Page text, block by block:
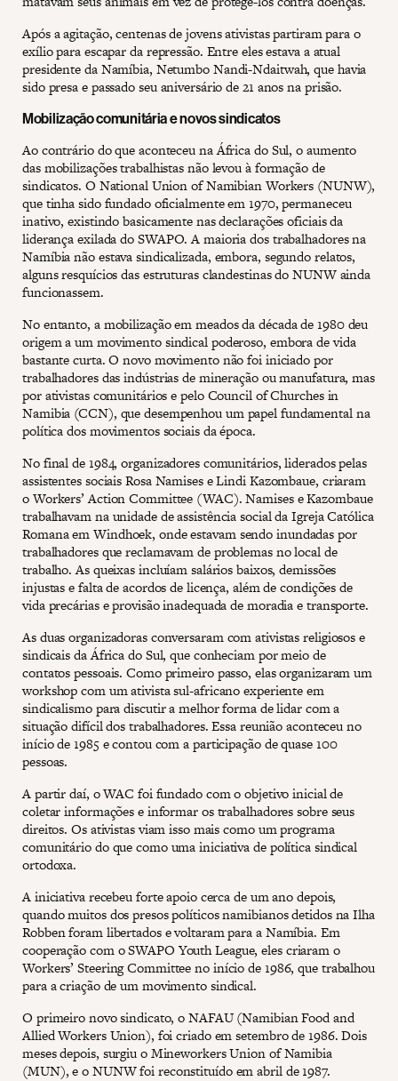
Após a agitação, centenas de jovens ativistas partiram para o
exílio para escapar da repressão. Entre eles estava a atual
presidente da Namíbia, Netumbo Nandi-Ndaitwah, que havia
sido presa e passado seu aniversário de 21 anos na prisão.
Mobilização comunitária e novos sindicatos
Ao contrário do que aconteceu na África do Sul, o aumento
das mobilizações trabalhistas não levou à formação de
sindicatos. O National Union of Namibian Workers (NUNW),
que tinha sido fundado oficialmente em 1970, permaneceu
inativo, existindo basicamente nas declarações oficiais da
liderança exilada do SWAPO. A maioria dos trabalhadores na
Namíbia não estava sindicalizada, embora, segundo relatos,
alguns resquícios das estruturas clandestinas do NUNW ainda
funcionassem.
No entanto, a mobilização em meados da década de 1980 deu
origem a um movimento sindical poderoso, embora de vida
bastante curta. O novo movimento não foi iniciado por
trabalhadores das indústrias de mineração ou manufatura, mas
por ativistas comunitários e pelo Council of Churches in
Namibia (CCN), que desempenhou um papel fundamental na
política dos movimentos sociais da época.
No final de 1984, organizadores comunitários, liderados pelas
assistentes sociais Rosa Namises e Lindi Kazombaue, criaram
o Workers’ Action Committee (WAC). Namises e Kazombaue
trabalhavam na unidade de assistência social da Igreja Católica
Romana em Windhoek, onde estavam sendo inundadas por
trabalhadores que reclamavam de problemas no local de
trabalho. As queixas incluíam salários baixos, demissões
injustas e falta de acordos de licença, além de condições de
vida precárias e provisão inadequada de moradia e transporte.
As duas organizadoras conversaram com ativistas religiosos e
sindicais da África do Sul, que conheciam por meio de
contatos pessoais. Como primeiro passo, elas organizaram um
workshop com um ativista sul-africano experiente em
sindicalismo para discutir a melhor forma de lidar com a
situação difícil dos trabalhadores. Essa reunião aconteceu no
início de 1985 e contou com a participação de quase 100
pessoas.
A partir daí, o WAC foi fundado com o objetivo inicial de
coletar informações e informar os trabalhadores sobre seus
direitos. Os ativistas viam isso mais como um programa
comunitário do que como uma iniciativa de política sindical
ortodoxa.
A iniciativa recebeu forte apoio cerca de um ano depois,
quando muitos dos presos políticos namibianos detidos na Ilha
Robben foram libertados e voltaram para a Namíbia. Em
cooperação com o SWAPO Youth League, eles criaram o
Workers’ Steering Committee no início de 1986, que trabalhou
para a criação de um movimento sindical.
O primeiro novo sindicato, o NAFAU (Namibian Food and
Allied Workers Union), foi criado em setembro de 1986. Dois
meses depois, surgiu o Mineworkers Union of Namibia
(MUN), e o NUNW foi reconstituído em abril de 1987.